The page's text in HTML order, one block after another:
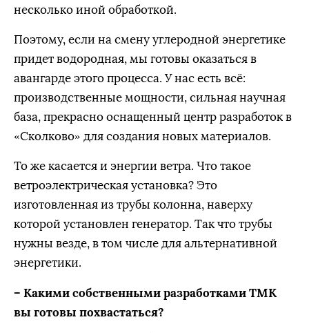
несколько иной обработкой.
Поэтому, если на смену углеродной энергетике
придет водородная, мы готовы оказаться в
авангарде этого процесса. У нас есть всё:
производственные мощности, сильная научная
база, прекрасно оснащенный центр разработок в
«Сколково» для создания новых материалов.
То же касается и энергии ветра. Что такое
ветроэлектрическая установка? Это
изготовленная из трубы колонна, наверху
которой установлен генератор. Так что трубы
нужны везде, в том числе для альтернативной
энергетики.
– Какими собственными разработками ТМК
вы готовы похвастаться?